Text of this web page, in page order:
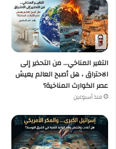
التغير المناخي… من التحذير إلى
الاحتراق ، هل أصبح العالم يعيش
عصر الكوارث المناخية؟
منذ أسبوعين